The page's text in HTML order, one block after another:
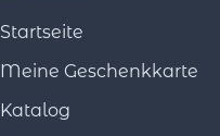
Startseite
Meine Geschenkkarte
Katalog